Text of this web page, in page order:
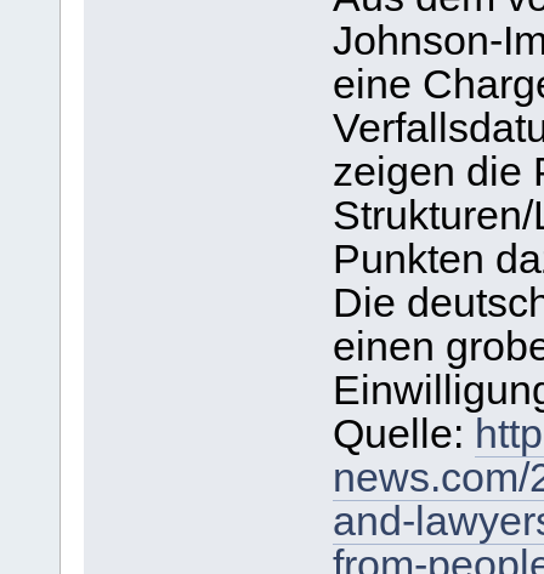
Johnson-
eine
zeigen die
Punkten
Die
einen
Quelle:
news.com/
and-
from-